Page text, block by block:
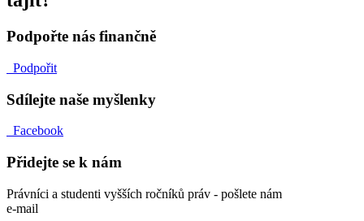
Podpořte nás finančně
Podpořit
Sdílejte naše myšlenky
Facebook
Přidejte se k nám
Právníci a studenti vyšších ročníků práv - pošlete nám
e-mail